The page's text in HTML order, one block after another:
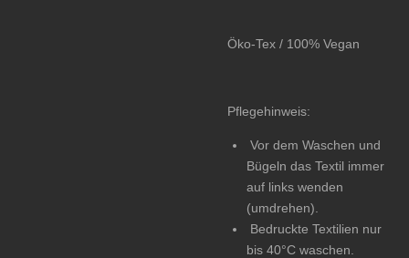
Öko-Tex / 100% Vegan
Pflegehinweis:
Vor dem Waschen und
Bügeln das Textil immer
auf links wenden
(umdrehen).
Bedruckte Textilien nur
bis 40°C waschen.